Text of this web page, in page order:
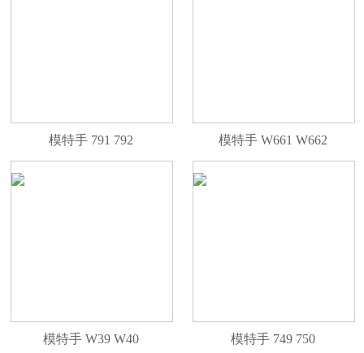
模特手 791 792 模特手 W661 W662
模特手 W39 W40 模特手 749 750